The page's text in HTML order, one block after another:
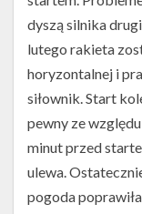
dyszą silnika
lutego rakieta
horyzontalnej i
siłownik. Start
pewny ze
minut przed
ulewa.
pogoda